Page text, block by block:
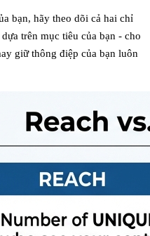
bạn, hãy theo dõi cả hai chỉ
trên mục tiêu của bạn - cho
giữ thông điệp của bạn luôn